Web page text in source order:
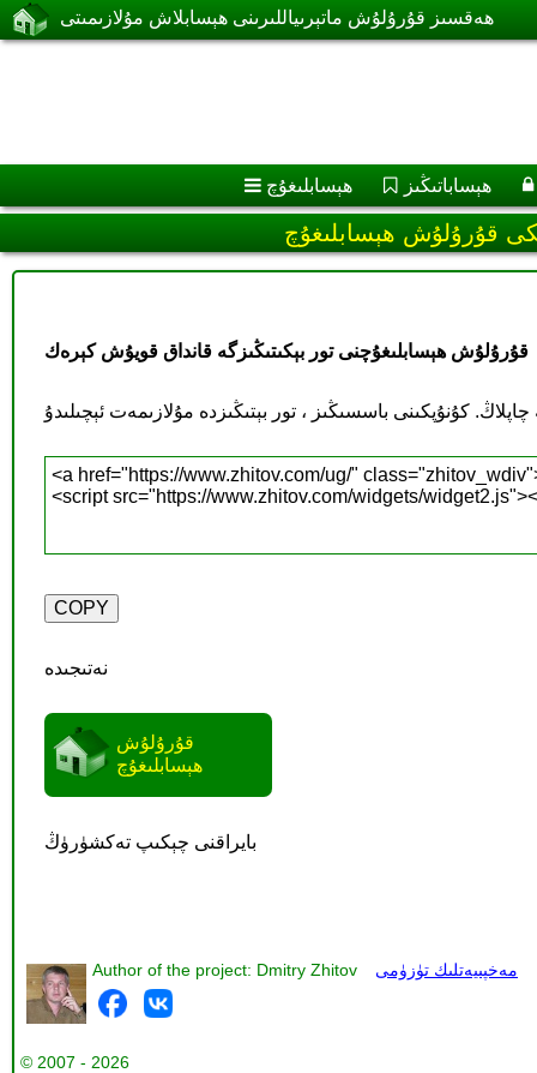
ھەقسىز قۇرۇلۇش ماتېرىياللىرىنى ھېسابلاش مۇلازىمىتى
ھېسابلىغۇچ ھېساباتىڭىز
قۇرۇلۇش ھېسابلىغۇچ
قۇرۇلۇش ھېسابلىغۇچنى تور بېكىتىڭىزگە قانداق قويۇش كېرەك
نەتىجىدە
قۇرۇلۇش
ھېسابلىغۇچ
بايراقنى چېكىپ تەكشۈرۈڭ
Author of the project: Dmitry Zhitov
© 2007 - 2026
مەخپىيەتلىك تۈزۈمى